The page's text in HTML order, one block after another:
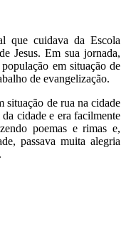
que cuidava da Escola
Jesus. Em sua jornada,
em situação de
de evangelização.
situação de rua na cidade
cidade e era facilmente
poemas e rimas e,
passava muita alegria